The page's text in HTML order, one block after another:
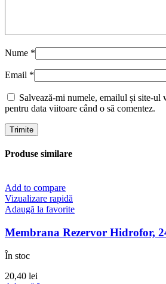
Nume *
Email *
Salvează-mi numele, emailul și site-ul
pentru data viitoare când o să comentez.
Produse similare
Add to compare
Vizualizare rapidă
Adaugă la favorite
Membrana Rezervor Hidrofor,
În stoc
20,40 lei